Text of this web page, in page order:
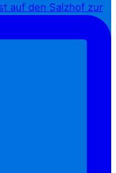
auf den Salzhof zur